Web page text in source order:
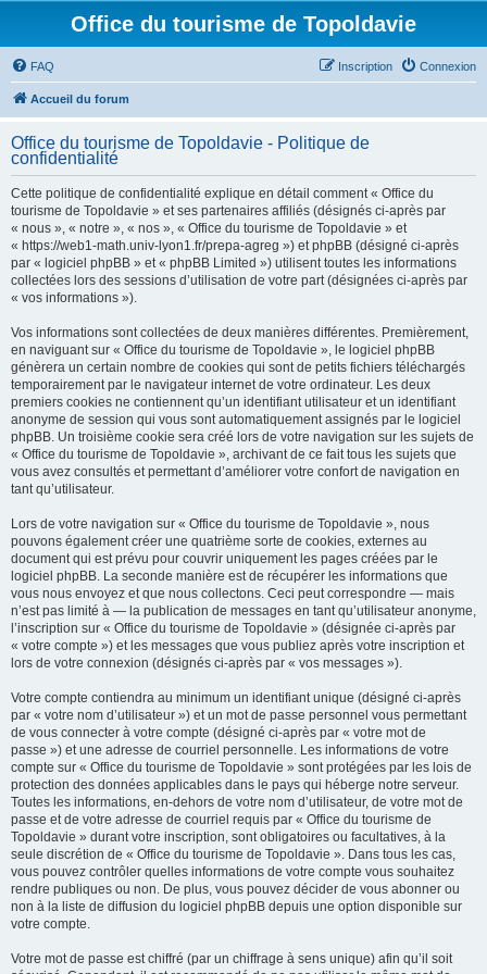
Office du tourisme de Topoldavie
FAQ Connexion
Inscription
Accueil du forum
Office du tourisme de Topoldavie - Politique de
confidentialité
Cette politique de confidentialité explique en détail comment « Office du
tourisme de Topoldavie » et ses partenaires affiliés (désignés ci-après par
« nous », « notre », « nos », « Office du tourisme de Topoldavie » et
« https://web1-math.univ-lyon1.fr/prepa-agreg ») et phpBB (désigné ci-après
par « logiciel phpBB » et « phpBB Limited ») utilisent toutes les informations
collectées lors des sessions d’utilisation de votre part (désignées ci-après par
« vos informations »).
Vos informations sont collectées de deux manières différentes. Premièrement,
en naviguant sur « Office du tourisme de Topoldavie », le logiciel phpBB
génèrera un certain nombre de cookies qui sont de petits fichiers téléchargés
temporairement par le navigateur internet de votre ordinateur. Les deux
premiers cookies ne contiennent qu’un identifiant utilisateur et un identifiant
anonyme de session qui vous sont automatiquement assignés par le logiciel
phpBB. Un troisième cookie sera créé lors de votre navigation sur les sujets de
« Office du tourisme de Topoldavie », archivant de ce fait tous les sujets que
vous avez consultés et permettant d’améliorer votre confort de navigation en
tant qu’utilisateur.
Lors de votre navigation sur « Office du tourisme de Topoldavie », nous
pouvons également créer une quatrième sorte de cookies, externes au
document qui est prévu pour couvrir uniquement les pages créées par le
logiciel phpBB. La seconde manière est de récupérer les informations que
vous nous envoyez et que nous collectons. Ceci peut correspondre — mais
n’est pas limité à — la publication de messages en tant qu’utilisateur anonyme,
l’inscription sur « Office du tourisme de Topoldavie » (désignée ci-après par
« votre compte ») et les messages que vous publiez après votre inscription et
lors de votre connexion (désignés ci-après par « vos messages »).
Votre compte contiendra au minimum un identifiant unique (désigné ci-après
par « votre nom d’utilisateur ») et un mot de passe personnel vous permettant
de vous connecter à votre compte (désigné ci-après par « votre mot de
passe ») et une adresse de courriel personnelle. Les informations de votre
compte sur « Office du tourisme de Topoldavie » sont protégées par les lois de
protection des données applicables dans le pays qui héberge notre serveur.
Toutes les informations, en-dehors de votre nom d’utilisateur, de votre mot de
passe et de votre adresse de courriel requis par « Office du tourisme de
Topoldavie » durant votre inscription, sont obligatoires ou facultatives, à la
seule discrétion de « Office du tourisme de Topoldavie ». Dans tous les cas,
vous pouvez contrôler quelles informations de votre compte vous souhaitez
rendre publiques ou non. De plus, vous pouvez décider de vous abonner ou
non à la liste de diffusion du logiciel phpBB depuis une option disponible sur
votre compte.
Votre mot de passe est chiffré (par un chiffrage à sens unique) afin qu’il soit